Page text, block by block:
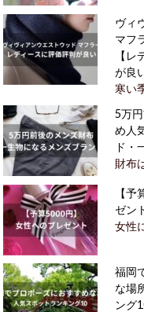
ヴィ
マフ
【
が良
寒い
5万
め人
ド・
財布
【
ゼン
女性
福岡
な場
ング